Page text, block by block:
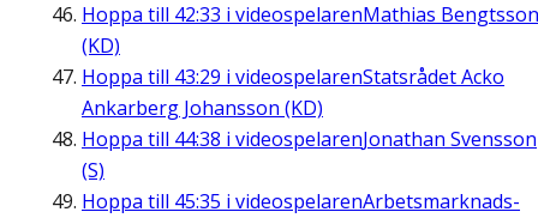
Hoppa till 42:33 i videospelarenMathias Bengtsson
(KD)
Hoppa till 43:29 i videospelarenStatsrådet Acko
Ankarberg Johansson (KD)
Hoppa till 44:38 i videospelarenJonathan Svensson
(S)
Hoppa till 45:35 i videospelarenArbetsmarknads-